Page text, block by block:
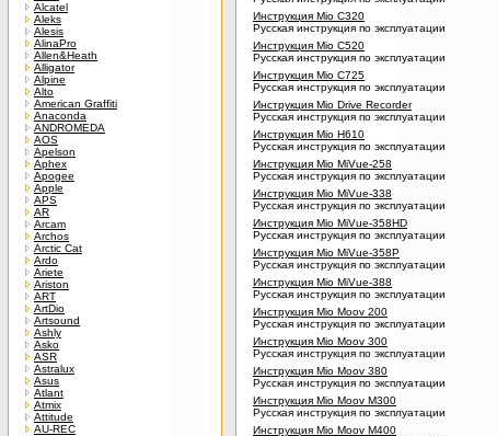
Alcatel
Aleks
Alesis
AlinaPro
Allen&Heath
Alligator
Alpine
Alto
American Graffiti
Anaconda
ANDROMEDA
AOS
Apelson
Aphex
Apogee
Apple
APS
AR
Arcam
Archos
Arctic Cat
Ardo
Ariete
Ariston
ART
ArtDio
Artsound
Ashly
Asko
ASR
Astralux
Asus
Atlant
Atmix
Attitude
AU-REC
Инструкция Mio C320
Русская инструкция по эксплуатации
Инструкция Mio C520
Русская инструкция по эксплуатации
Инструкция Mio C725
Русская инструкция по эксплуатации
Инструкция Mio Drive Recorder
Русская инструкция по эксплуатации
Инструкция Mio H610
Русская инструкция по эксплуатации
Инструкция Mio MiVue-258
Русская инструкция по эксплуатации
Инструкция Mio MiVue-338
Русская инструкция по эксплуатации
Инструкция Mio MiVue-358HD
Русская инструкция по эксплуатации
Инструкция Mio MiVue-358P
Русская инструкция по эксплуатации
Инструкция Mio MiVue-388
Русская инструкция по эксплуатации
Инструкция Mio Moov 200
Русская инструкция по эксплуатации
Инструкция Mio Moov 300
Русская инструкция по эксплуатации
Инструкция Mio Moov 380
Русская инструкция по эксплуатации
Инструкция Mio Moov M300
Русская инструкция по эксплуатации
Инструкция Mio Moov M400